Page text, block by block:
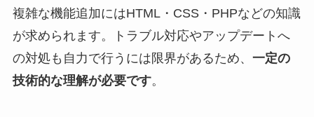
複雑な機能追加にはHTML・CSS・PHPなどの知識
が求められます。トラブル対応やアップデートへ
の対処も自力で行うには限界があるため、 一定の
技術的な理解が必要です。